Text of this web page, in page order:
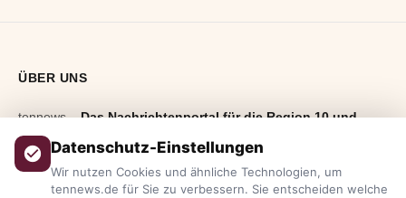
ÜBER UNS
tennews –Das Nachrichtenportal für die Region 10 und
Bayern.
Aktuelle News, Hintergründe, Service und Freizeittipps
aus allen Regionen, Städten und Landkreisen.
Blaulicht, von Kultur bis Sport, von Alltagstipps bis
Datenschutz-Einstellungen
Wir nutzen Cookies und ähnliche Technologien, um
tennews.de für Sie zu verbessern. Sie entscheiden welche